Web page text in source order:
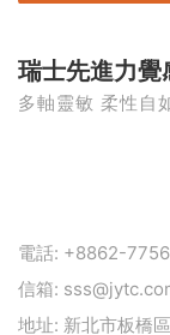
瑞士先進力覺
多軸靈敏 柔性自
電話: +8862-
信箱:
地址: 新北市板橋